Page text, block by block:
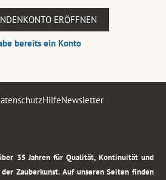
ERÖFFNEN
bereits ein Konto
HilfeNewsletter
35 Jahren für Qualität, Kontinuität und
Zauberkunst. Auf unseren Seiten finden